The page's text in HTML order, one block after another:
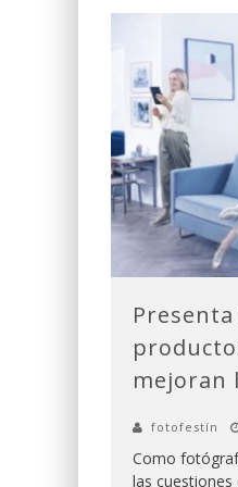
Presenta
mejoran
fotofestín
Como
las